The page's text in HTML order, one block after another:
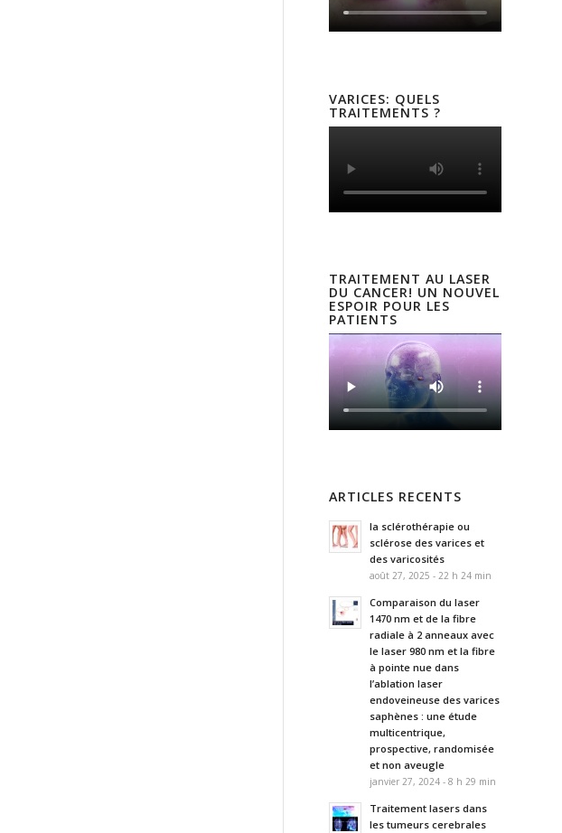
VARICES: QUELS
TRAITEMENTS ?
TRAITEMENT AU LASER
DU CANCER! UN NOUVEL
ESPOIR POUR LES
PATIENTS
ARTICLES RECENTS
la sclérothérapie ou
sclérose des varices et
des varicosités
août 27, 2025 - 22 h 24 min
Comparaison du laser
1470 nm et de la fibre
radiale à 2 anneaux avec
le laser 980 nm et la fibre
à pointe nue dans
l’ablation laser
endoveineuse des varices
saphènes : une étude
multicentrique,
prospective, randomisée
et non aveugle
janvier 27, 2024 - 8 h 29 min
Traitement lasers dans
les tumeurs cerebrales